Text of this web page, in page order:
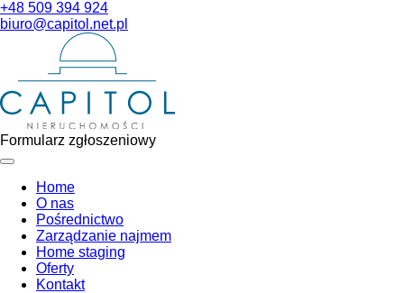
+48 509 394 924
biuro@capitol.net.pl
Formularz zgłoszeniowy
Home
O nas
Pośrednictwo
Zarządzanie najmem
Home staging
Oferty
Kontakt